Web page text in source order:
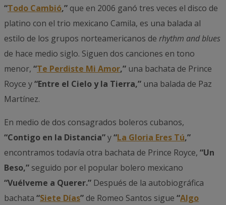
“Todo Cambió,” que en 2006 ganó tres veces el disco de
platino con el trio mexicano Camila, es una balada al
estilo de los grupos norteamericanos de rhythm and blues
de hace medio siglo. Siguen dos canciones en tono
menor, “Te Perdiste Mi Amor,” una bachata de Prince
Royce y“Entre el Cielo y la Tierra,” una balada de Paz
Martínez.
En medio de dos consagrados boleros cubanos,
“Contigo en la Distancia”y“La Gloria Eres Tú,”
encontramos todavía otra bachata de Prince Royce, “Un
Beso,” seguido por el popular bolero mexicano
“Vuélveme a Querer.” Después de la autobiográfica
bachata “Siete Días” de Romeo Santos sigue “Algo